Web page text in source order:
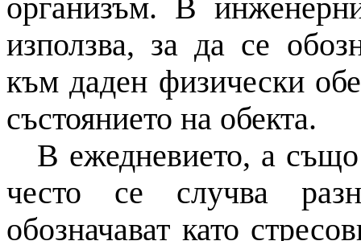
организъм. В
използва, за да се
към даден физически
състоянието на обекта.
В ежедневието, а
често се случва
обозначават като